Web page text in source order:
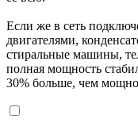
Если же в сеть
двигателями,
стиральные машины,
полная мощность
30% больше, чем